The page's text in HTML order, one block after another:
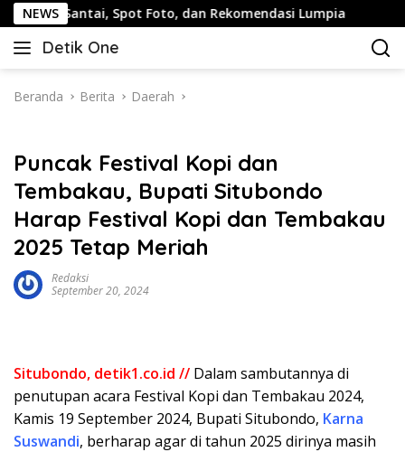
Langsung
ke
konten
NEWSSpot Foto, dan Rekomendasi Lumpia Panduan
Detik One
Tajam
Fakta
Beranda Berita Daerah
Puncak Festival Kopi dan
Tembakau, Bupati Situbondo
Harap Festival Kopi dan Tembakau
2025 Tetap Meriah
Redaksi
September 20, 2024
Situbondo, detik1.co.id // Dalam sambutannya di
penutupan acara Festival Kopi dan Tembakau 2024,
Kamis 19 September 2024, Bupati Situbondo, Karna
Suswandi, berharap agar di tahun 2025 dirinya masih